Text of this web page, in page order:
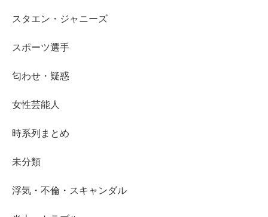
スタエン・ジャニーズ
スポーツ選手
匂わせ・疑惑
女性芸能人
時系列まとめ
未分類
浮気・不倫・スキャンダル